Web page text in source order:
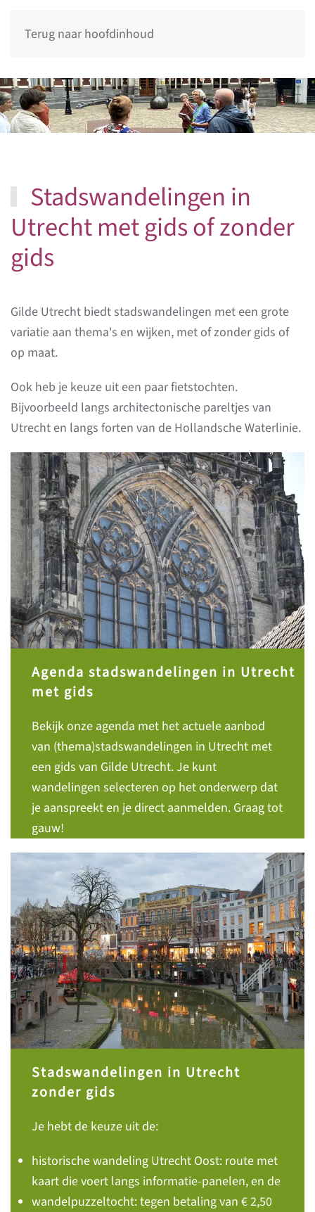
Terug naar hoofdinhoud
Stadswandelingen in
Utrecht met gids of zonder
gids
Gilde Utrecht biedt stadswandelingen met een grote
variatie aan thema's en wijken, met of zonder gids of
op maat.
Ook heb je keuze uit een paar fietstochten.
Bijvoorbeeld langs architectonische pareltjes van
Utrecht en langs forten van de Hollandsche Waterlinie.
Agenda stadswandelingen in Utrecht
met gids
Bekijk onze agenda met het actuele aanbod
van (thema)stadswandelingen in Utrecht met
een gids van Gilde Utrecht. Je kunt
wandelingen selecteren op het onderwerp dat
je aanspreekt en je direct aanmelden. Graag tot
gauw!
Stadswandelingen in Utrecht
zonder gids
Je hebt de keuze uit de:
historische wandeling Utrecht Oost: route met
kaart die voert langs informatie-panelen, en de
wandelpuzzeltocht: tegen betaling van € 2,50